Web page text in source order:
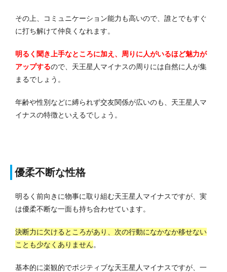
その上、コミュニケーション能力も高いので、誰とでもすぐ
に打ち解けて仲良くなれます。
明るく聞き上手なところに加え、周りに人がいるほど魅力が
アップするので、天王星人マイナスの周りには自然に人が集
まるでしょう。
年齢や性別などに縛られず交友関係が広いのも、天王星人マ
イナスの特徴といえるでしょう。
優柔不断な性格
明るく前向きに物事に取り組む天王星人マイナスですが、実
は優柔不断な一面も持ち合わせています。
決断力に欠けるところがあり、次の行動になかなか移せない
ことも少なくありません。
基本的に楽観的でポジティブな天王星人マイナスですが、一